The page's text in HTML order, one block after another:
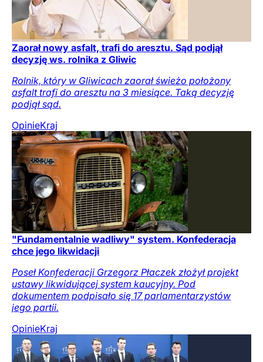
Zaorał nowy asfalt, trafi do aresztu. Sąd podjął
decyzję ws. rolnika z Gliwic
Rolnik, który w Gliwicach zaorał świeżo położony
asfalt trafi do aresztu na 3 miesiące. Taką decyzję
podjął sąd.
OpinieKraj
"Fundamentalnie wadliwy" system. Konfederacja
chce jego likwidacji
Poseł Konfederacji Grzegorz Płaczek złożył projekt
ustawy likwidującej system kaucyjny. Pod
dokumentem podpisało się 17 parlamentarzystów
jego partii.
OpinieKraj